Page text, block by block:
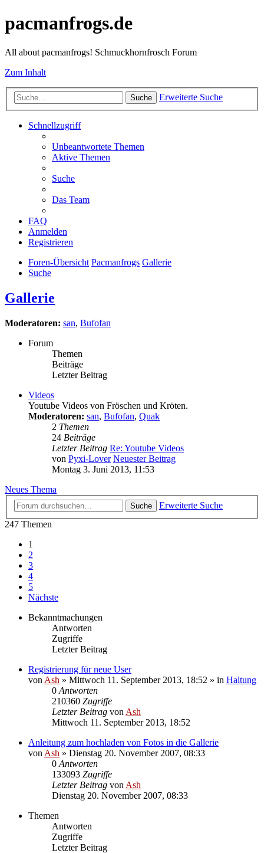
pacmanfrogs.de
All about pacmanfrogs! Schmuckhornfrosch Forum
Zum Inhalt
Suche Erweiterte Suche
Schnellzugriff
Unbeantwortete Themen
Aktive Themen
Suche
Das Team
FAQ
Anmelden
Registrieren
Foren-Übersicht Pacmanfrogs Gallerie
Suche
Gallerie
Moderatoren: san, Bufofan
Forum
Themen
Beiträge
Letzter Beitrag
Videos
Youtube Videos von Fröschen und Kröten.
Moderatoren: san, Bufofan, Quak
2 Themen
24 Beiträge
Letzter Beitrag Re: Youtube Videos
von Pyxi-Lover Neuester Beitrag
Montag 3. Juni 2013, 11:53
Neues Thema
Suche
Erweiterte Suche
247 Themen
1
2
3
4
5
Nächste
Bekanntmachungen
Antworten
Zugriffe
Letzter Beitrag
Registrierung für neue User
von Ash » Mittwoch 11. September 2013, 18:52 » in Haltung
0 Antworten
210360 Zugriffe
Letzter Beitrag von Ash
Mittwoch 11. September 2013, 18:52
Anleitung zum hochladen von Fotos in die Gallerie
von Ash » Dienstag 20. November 2007, 08:33
0 Antworten
133093 Zugriffe
Letzter Beitrag von Ash
Dienstag 20. November 2007, 08:33
Themen
Antworten
Zugriffe
Letzter Beitrag